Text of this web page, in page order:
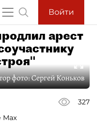
Войти
арест
фото:Сергей Коньков
327
Max